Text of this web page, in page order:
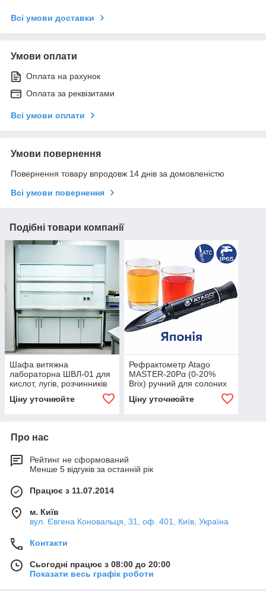
Всі умови доставки
Умови оплати
Оплата на рахунок
Оплата за реквізитами
Всі умови оплати
Умови повернення
Повернення товару впродовж 14 днів за домовленістю
Всі умови повернення
Подібні товари компанії
Шафа витяжна
лабораторна ШВЛ-01 для
кислот, лугів, розчинників
Ціну уточнюйте
Рефрактометр Atago
MASTER-20Pα (0-20%
Brix) ручний для солоних
стійкий пластик, АТК, IP65
Ціну уточнюйте
Про нас
Рейтинг не сформований
Менше 5 відгуків за останній рік
Працює з 11.07.2014
м. Київ
вул. Євгена Коновальця, 31, оф. 401, Київ, Україна
Контакти
Сьогодні працює з 08:00 до 20:00
Показати весь графік роботи